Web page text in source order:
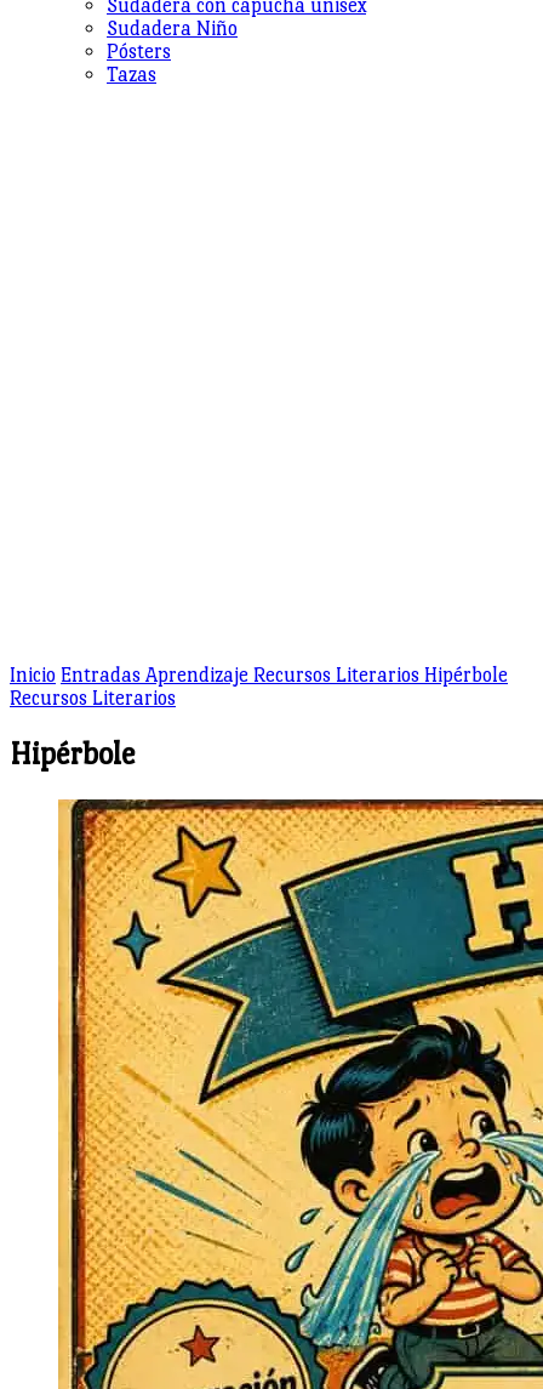
Sudadera con capucha unisex
Sudadera Niño
Pósters
Tazas
Inicio Entradas Aprendizaje Recursos Literarios Hipérbole
Recursos Literarios
Hipérbole